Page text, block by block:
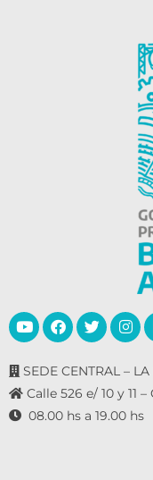
SEDE CENTRAL –
Calle 526 e/ 10 y 11 –
08.00 hs a 19.00 hs